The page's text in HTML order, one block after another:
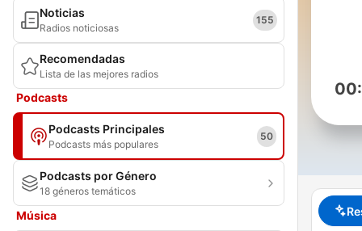
Noticias
Radios noticiosas
155
Recomendadas
Lista de las mejores radios
Podcasts
Podcasts Principales
Podcasts más populares
50
Podcasts por Género
18 géneros temáticos
Música